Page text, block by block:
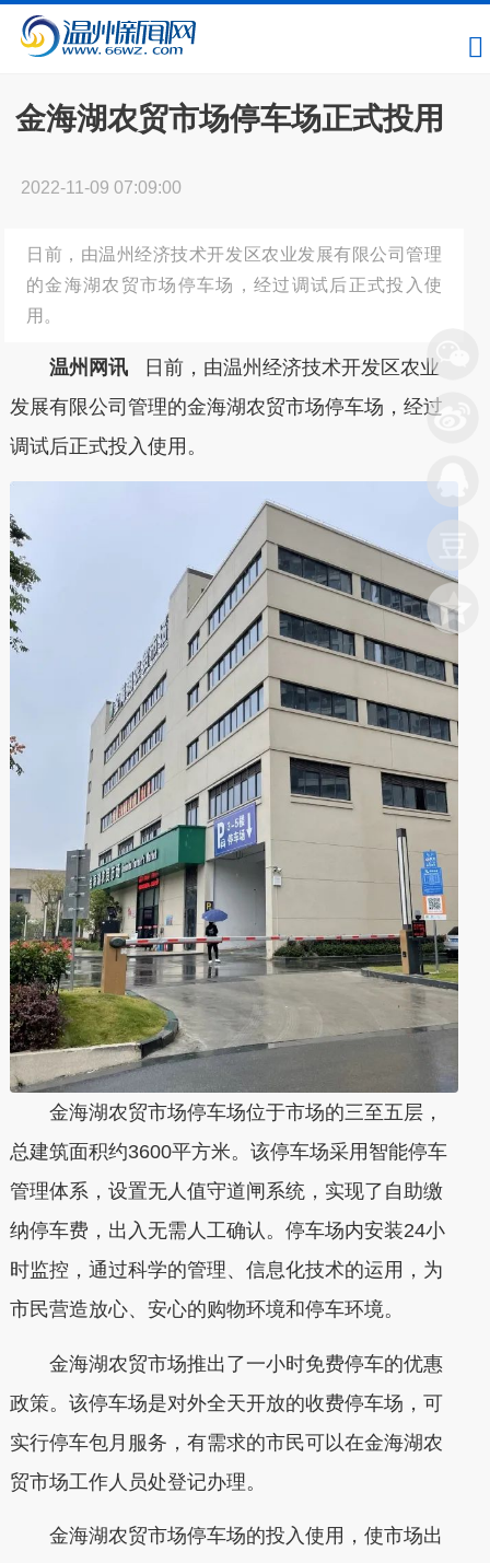
金海湖农贸市场停车场正式投用
2022-11-09 07:09:00
日前，由温州经济技术开发区农业发展有限公司管理
的金海湖农贸市场停车场，经过调试后正式投入使
用。
温州网讯日前，由温州经济技术开发区农业
发展有限公司管理的金海湖农贸市场停车场，经过
调试后正式投入使用。
金海湖农贸市场停车场位于市场的三至五层，
总建筑面积约3600平方米。该停车场采用智能停车
管理体系，设置无人值守道闸系统，实现了自助缴
纳停车费，出入无需人工确认。停车场内安装24小
时监控，通过科学的管理、信息化技术的运用，为
市民营造放心、安心的购物环境和停车环境。
金海湖农贸市场推出了一小时免费停车的优惠
政策。该停车场是对外全天开放的收费停车场，可
实行停车包月服务，有需求的市民可以在金海湖农
贸市场工作人员处登记办理。
金海湖农贸市场停车场的投入使用，使市场出